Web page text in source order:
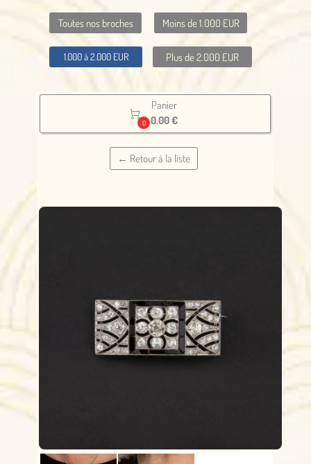
Toutes nos broches Moins de 1.000 EUR
1.000 à 2.000 EUR Plus de 2.000 EUR

0
Panier
0.00 €
← Retour à la liste